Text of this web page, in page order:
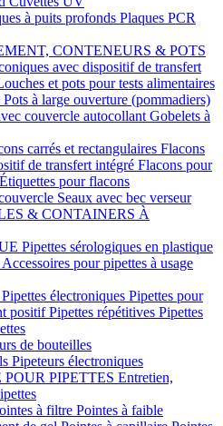
à puits profonds Plaques PCR
CONTENEURS & POTS
avec dispositif de transfert
et pots pour tests alimentaires
Pots à large ouverture (pommadiers)
couvercle autocollant Gobelets à
carrés et rectangulaires Flacons
de transfert intégré Flacons pour
Étiquettes pour flacons
Seaux avec bec verseur
& CONTAINERS À
Pipettes sérologiques en plastique
Accessoires pour pipettes à usage
Pipettes électroniques Pipettes pour
positifPipettes répétitives Pipettes
de bouteilles
Pipeteurs électroniques
PIPETTES Entretien,
à filtre Pointes à faible